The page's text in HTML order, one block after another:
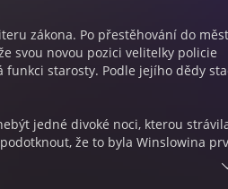
zákona. Po přestěhování do
svou novou pozici velitelky policie
funkci starosty. Podle jejího dědy
jedné divoké noci, kterou
že to byla Winslowina
muž, který ji vlákal do